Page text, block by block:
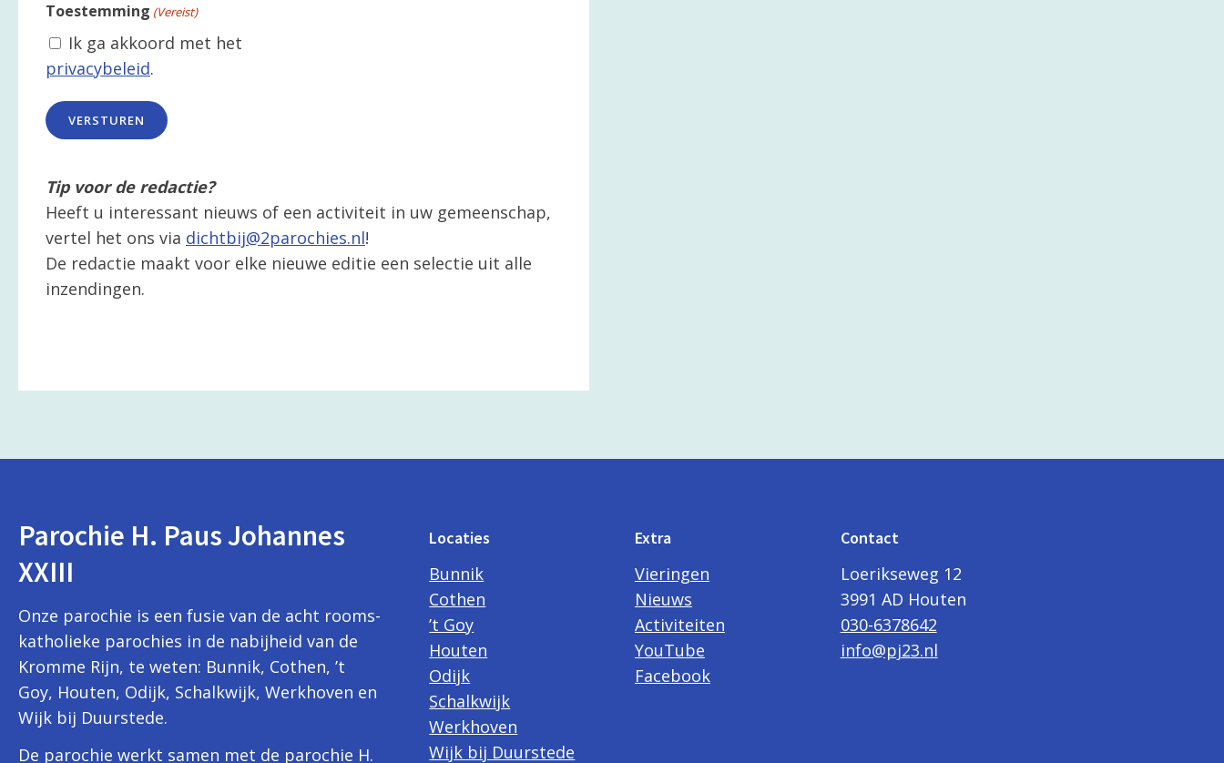
Toestemming (Vereist)
Ik ga akkoord met het
privacybeleid.
Tip voor de redactie?
Heeft u interessant nieuws of een activiteit in uw gemeenschap,
vertel het ons via dichtbij@2parochies.nl!
De redactie maakt voor elke nieuwe editie een selectie uit alle
inzendingen.
Parochie H. Paus Johannes
XXIII
Onze parochie is een fusie van de acht rooms-
katholieke parochies in de nabijheid van de
Kromme Rijn, te weten: Bunnik, Cothen, ’t
Goy, Houten, Odijk, Schalkwijk, Werkhoven en
Wijk bij Duurstede.
De parochie werkt samen met de parochie H.
Locaties
Bunnik
Cothen
’t Goy
Houten
Odijk
Schalkwijk
Werkhoven
Wijk bij Duurstede
Extra
Vieringen
Nieuws
Activiteiten
YouTube
Facebook
Contact
Loerikseweg 12
3991 AD Houten
030-6378642
info@pj23.nl